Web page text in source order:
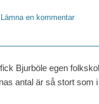
Lämna en kommentar
Bjurböle egen
antal är så stort som